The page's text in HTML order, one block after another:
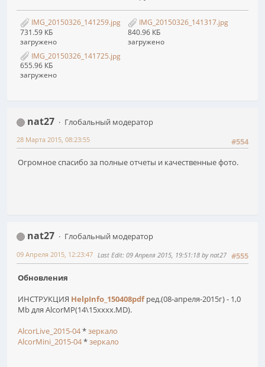
IMG_20150326_141259.jpg
731.59 КБ
загружено
IMG_20150326_141317.jpg
840.96 КБ
загружено
IMG_20150326_141725.jpg
655.96 КБ
загружено
nat27
Глобальный модератор
#554
28 Марта 2015, 08:23:55
Огромное спасибо за полные отчеты и качественные фото.
nat27
Глобальный модератор
#555
09 Апреля 2015, 12:23:47 Last Edit: 09 Апреля 2015, 19:51:18 by nat27
Обновления
ИНСТРУКЦИЯ HelpInfo_150408pdfред.(08-апреля-2015г) - 1,0
Mb для AlcorMP(14\15xxxx.MD).
AlcorLive_2015-04*зеркало
AlcorMini_2015-04*зеркало